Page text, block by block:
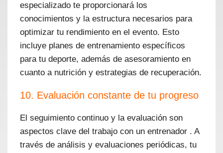
especializado te proporcionará los
conocimientos y la estructura necesarios para
optimizar tu rendimiento en el evento. Esto
incluye planes de entrenamiento específicos
para tu deporte, además de asesoramiento en
cuanto a nutrición y estrategias de recuperación.
10. Evaluación constante de tu progreso
El seguimiento continuo y la evaluación son
aspectos clave del trabajo con un entrenador . A
través de análisis y evaluaciones periódicas, tu